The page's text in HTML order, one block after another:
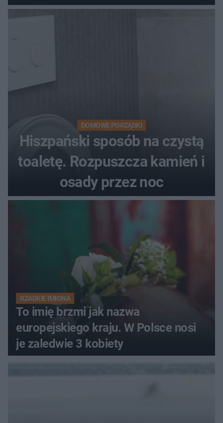
DOMOWE PORZĄDKI
Hiszpański sposób na czystą
toaletę. Rozpuszcza kamień i
osady przez noc
RZADKIE IMIONA
To imię brzmi jak nazwa
europejskiego kraju. W Polsce nosi
je zaledwie 3 kobiety